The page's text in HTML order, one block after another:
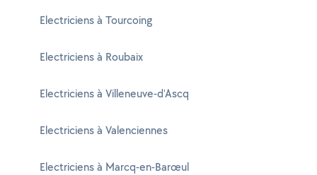
Electriciens à Tourcoing
Electriciens à Roubaix
Electriciens à Villeneuve-d'Ascq
Electriciens à Valenciennes
Electriciens à Marcq-en-Barœul